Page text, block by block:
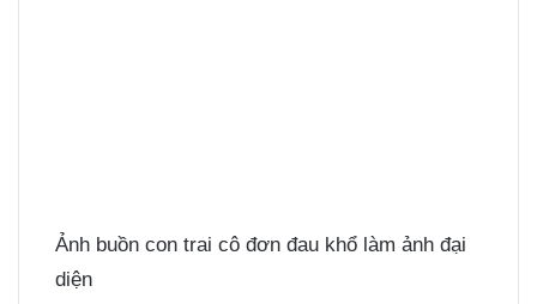
Ảnh buồn con trai cô đơn đau khổ làm ảnh đại
diện